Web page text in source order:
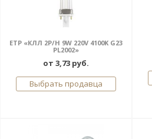
ETP «КЛЛ 2Р/Н 9W 220V 4100K G23
PL2002»
от 3,73 руб.
Выбрать продавца